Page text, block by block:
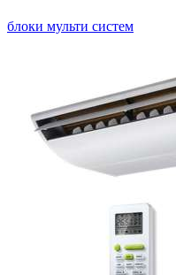
блоки мульти систем